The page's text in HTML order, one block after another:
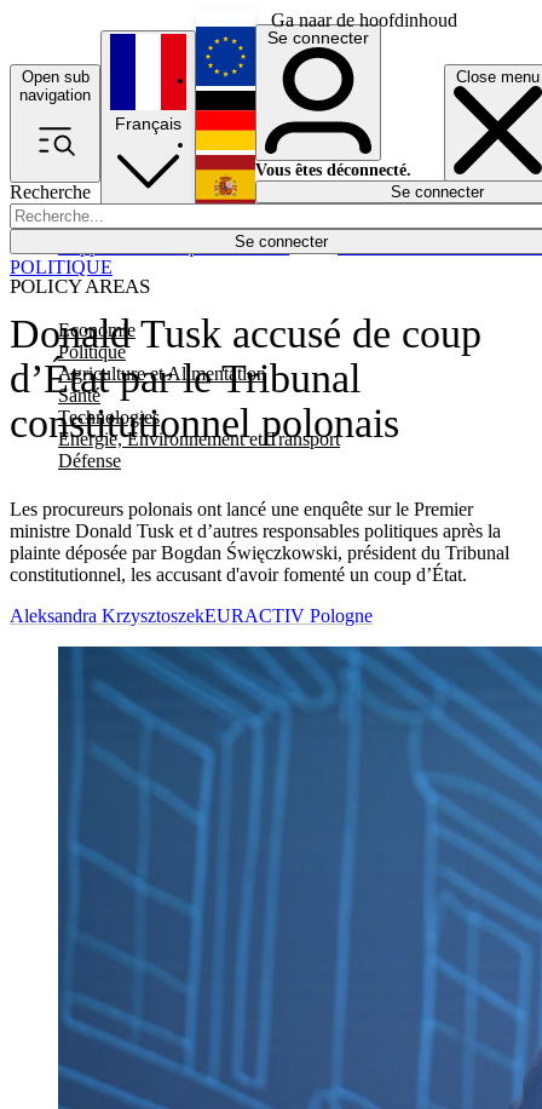
Ga naar de hoofdinhoud
Open sub
navigation
Close menu
Recherche
Se connecter
POLICY AREAS
Economie
Politique
Agriculture et Alimentation
Santé
Technologies
Energie, Environnement et Transport
Défense
Économie
Français
English
Deutsch
Español
Se connecter
Vous êtes déconnecté.
Se connecter
Donald Tusk accusé de coup
d’État par le Tribunal
constitutionnel polonais
Les procureurs polonais ont lancé une enquête sur le Premier
ministre Donald Tusk et d’autres responsables politiques après la
plainte déposée par Bogdan Święczkowski, président du Tribunal
constitutionnel, les accusant d'avoir fomenté un coup d’État.
POLITIQUE
Aleksandra KrzysztoszekEURACTIV Pologne